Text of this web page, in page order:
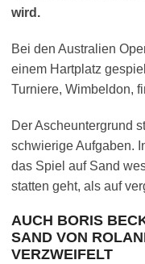
wird.
Bei den Australien
einem Hartplatz
Turniere, Wimbeldon,
Der Ascheuntergrund
schwierige Aufgaben.
das Spiel auf Sand
statten geht, als auf
AUCH BORIS
SAND VON
VERZWEIFELT